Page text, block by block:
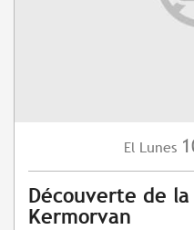
El Lunes
Découverte de
Kermorvan